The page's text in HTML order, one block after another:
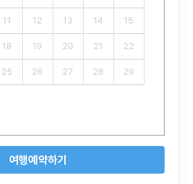
11 12 13 14 15
18 19 20 21 22
25 26 27 28 29
여행예약하기